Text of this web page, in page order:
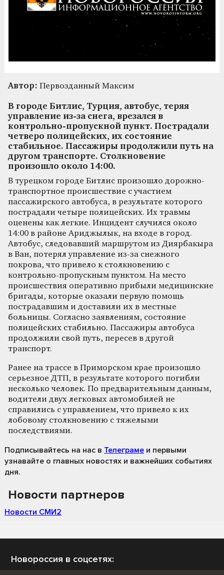
Автор: Первозданный Максим
В городе Битлис, Турция, автобус, теряя
управление из-за снега, врезался в
контрольно-пропускной пункт. Пострадали
четверо полицейских, их состояние
стабильное. Пассажиры продолжили путь на
другом транспорте. Столкновение
произошло около 14:00.
В турецком городе Битлис произошло дорожно-
транспортное происшествие с участием
пассажирского автобуса, в результате которого
пострадали четыре полицейских. Их травмы
оценены как легкие. Инцидент случился около
14:00 в районе Ариджылык, на входе в город.
Автобус, следовавший маршрутом из Диярбакыра
в Ван, потерял управление из-за снежного
покрова, что привело к столкновению с
контрольно-пропускным пунктом. На место
происшествия оперативно прибыли медицинские
бригады, которые оказали первую помощь
пострадавшим и доставили их в местные
больницы. Согласно заявлениям, состояние
полицейских стабильно. Пассажиры автобуса
продолжили свой путь, пересев в другой
транспорт.
Ранее на трассе в Приморском крае произошло
серьезное ДТП, в результате которого погибли
несколько человек. По предварительным данным,
водители двух легковых автомобилей не
справились с управлением, что привело к их
лобовому столкновению с тяжелыми
последствиями.
Подписывайтесь на нас в Телеграме и первыми
узнавайте о главных новостях и важнейших событиях
дня.
Новости партнеров
Новости СМИ2
Новороссия в соцсетях: